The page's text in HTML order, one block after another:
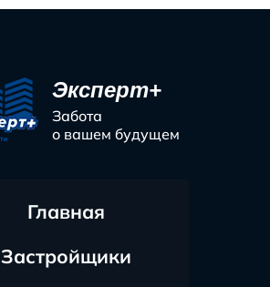
Эксперт+
Забота
о вашем будущем
Главная
Застройщики